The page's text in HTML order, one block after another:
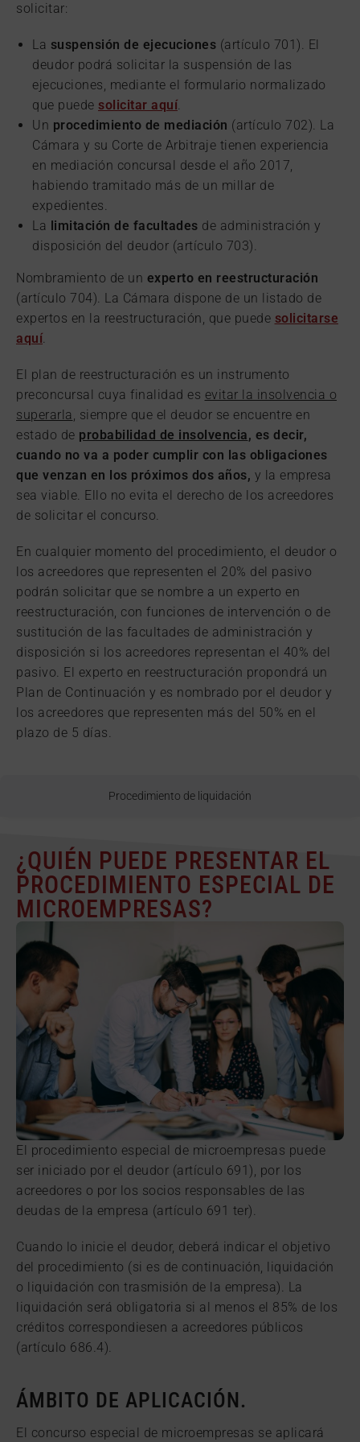
Procedimiento de liquidación
solicitar:
La suspensión de ejecuciones (artículo 701). El
deudor podrá solicitar la suspensión de las
ejecuciones, mediante el formulario normalizado
que puede solicitar aquí.
Un procedimiento de mediación (artículo 702). La
Cámara y su Corte de Arbitraje tienen experiencia
en mediación concursal desde el año 2017,
habiendo tramitado más de un millar de
expedientes.
La limitación de facultades de administración y
disposición del deudor (artículo 703).
Nombramiento de un experto en reestructuración
(artículo 704). La Cámara dispone de un listado de
expertos en la reestructuración, que puede solicitarse
aquí.
El plan de reestructuración es un instrumento
preconcursal cuya finalidad es evitar la insolvencia o
superarla, siempre que el deudor se encuentre en
estado de probabilidad de insolvencia, es decir,
cuando no va a poder cumplir con las obligaciones
que venzan en los próximos dos años, y la empresa
sea viable. Ello no evita el derecho de los acreedores
de solicitar el concurso.
En cualquier momento del procedimiento, el deudor o
los acreedores que representen el 20% del pasivo
podrán solicitar que se nombre a un experto en
reestructuración, con funciones de intervención o de
sustitución de las facultades de administración y
disposición si los acreedores representan el 40% del
pasivo. El experto en reestructuración propondrá un
Plan de Continuación y es nombrado por el deudor y
los acreedores que representen más del 50% en el
plazo de 5 días.
¿QUIÉN PUEDE PRESENTAR EL
PROCEDIMIENTO ESPECIAL DE
MICROEMPRESAS?
El procedimiento especial de microempresas puede
ser iniciado por el deudor (artículo 691), por los
acreedores o por los socios responsables de las
deudas de la empresa (artículo 691 ter).
Cuando lo inicie el deudor, deberá indicar el objetivo
del procedimiento (si es de continuación, liquidación
o liquidación con trasmisión de la empresa). La
liquidación será obligatoria si al menos el 85% de los
créditos correspondiesen a acreedores públicos
(artículo 686.4).
ÁMBITO DE APLICACIÓN.
El concurso especial de microempresas se aplicará